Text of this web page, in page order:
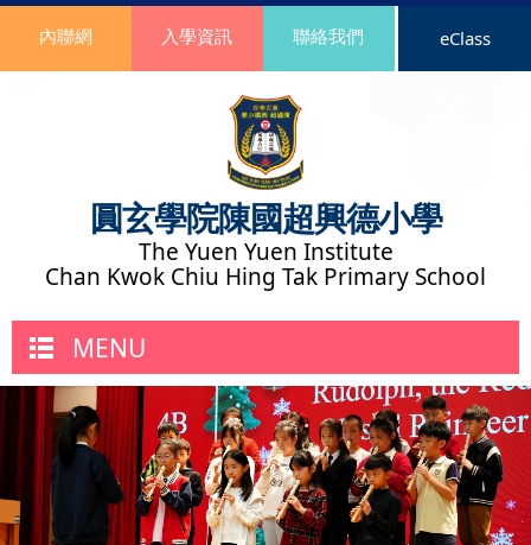
圓玄學院陳國超興德小學
The Yuen Yuen Institute
Chan Kwok Chiu Hing Tak Primary School
內聯網 入學資訊 聯絡我們 eClass
MENU